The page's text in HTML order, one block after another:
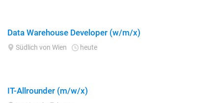
Data Warehouse Developer (w/m/x)
Südlich von Wien heute
IT-Allrounder (m/w/x)